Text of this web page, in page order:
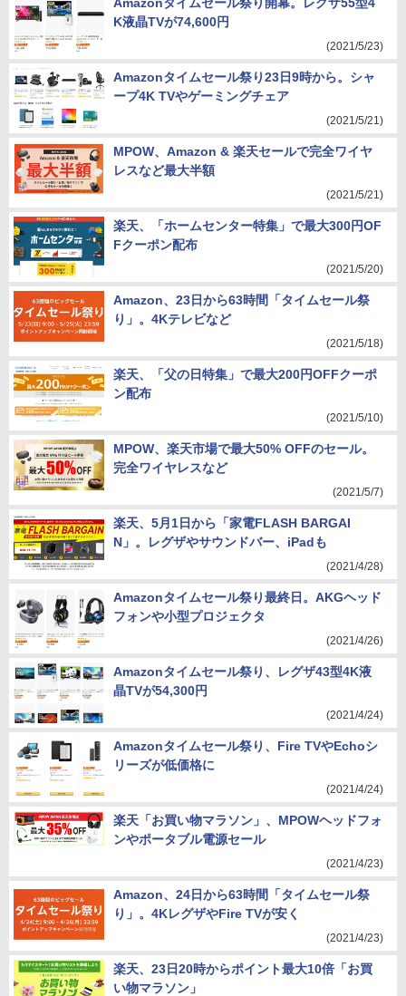
K液晶TVが74,600円
(2021/5/23)
Amazonタイムセール祭り23日9時から。シャ
ープ4K TVやゲーミングチェア
(2021/5/21)
MPOW、Amazon & 楽天セールで完全ワイヤ
レスなど最大半額
(2021/5/21)
楽天、「ホームセンター特集」で最大300円OF
Fクーポン配布
(2021/5/20)
Amazon、23日から63時間「タイムセール祭
り」。4Kテレビなど
(2021/5/18)
楽天、「父の日特集」で最大200円OFFクーポ
ン配布
(2021/5/10)
MPOW、楽天市場で最大50% OFFのセール。
完全ワイヤレスなど
(2021/5/7)
楽天、5月1日から「家電FLASH BARGAI
N」。レグザやサウンドバー、iPadも
(2021/4/28)
Amazonタイムセール祭り最終日。AKGヘッド
フォンや小型プロジェクタ
(2021/4/26)
Amazonタイムセール祭り、レグザ43型4K液
晶TVが54,300円
(2021/4/24)
Amazonタイムセール祭り、Fire TVやEchoシ
リーズが低価格に
(2021/4/24)
楽天「お買い物マラソン」、MPOWヘッドフォ
ンやポータブル電源セール
(2021/4/23)
Amazon、24日から63時間「タイムセール祭
り」。4KレグザやFire TVが安く
(2021/4/23)
楽天、23日20時からポイント最大10倍「お買
い物マラソン」